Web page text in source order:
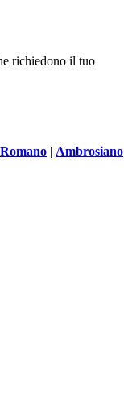
richiedono il tuo
Romano | Ambrosiano